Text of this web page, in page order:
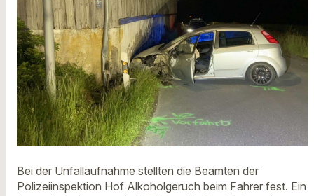
Bei der Unfallaufnahme stellten die Beamten der
Polizeiinspektion Hof Alkoholgeruch beim Fahrer fest. Ein